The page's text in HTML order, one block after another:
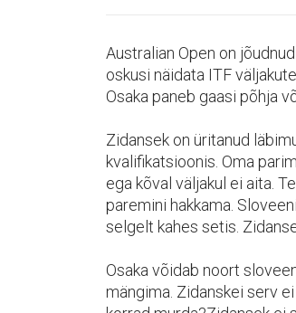
Australian Open on
oskusi näidata ITF
Osaka paneb gaasi põhja
Zidansek on üritanud
kvalifikatsioonis. Oma
ega kõval väljakul ei aita.
paremini hakkama.
selgelt kahes setis.
Osaka võidab noort
mängima. Zidanskei serv